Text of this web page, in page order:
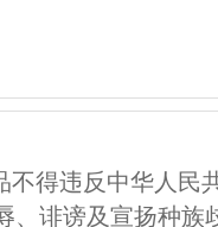
不得违反中华人民
、诽谤及宣扬种族